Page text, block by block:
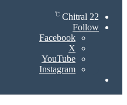
Chitral 22
℃
Follow
Facebook
X
YouTube
Instagram